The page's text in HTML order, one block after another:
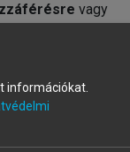
vagy
fiókot.
információkat.